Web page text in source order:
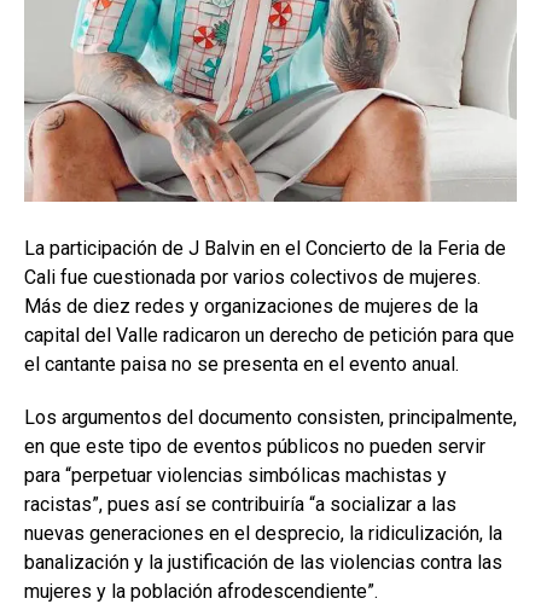
La participación de J Balvin en el Concierto de la Feria de
Cali fue cuestionada por varios colectivos de mujeres.
Más de diez redes y organizaciones de mujeres de la
capital del Valle radicaron un derecho de petición para que
el cantante paisa no se presenta en el evento anual.
Los argumentos del documento consisten, principalmente,
en que este tipo de eventos públicos no pueden servir
para “perpetuar violencias simbólicas machistas y
racistas”, pues así se contribuiría “a socializar a las
nuevas generaciones en el desprecio, la ridiculización, la
banalización y la justificación de las violencias contra las
mujeres y la población afrodescendiente”.